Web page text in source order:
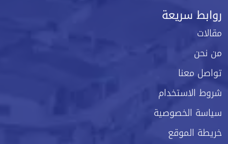
روابط سريعة
مقالات
من نحن
تواصل معنا
شروط الاستخدام
سياسة الخصوصية
خريطة الموقع